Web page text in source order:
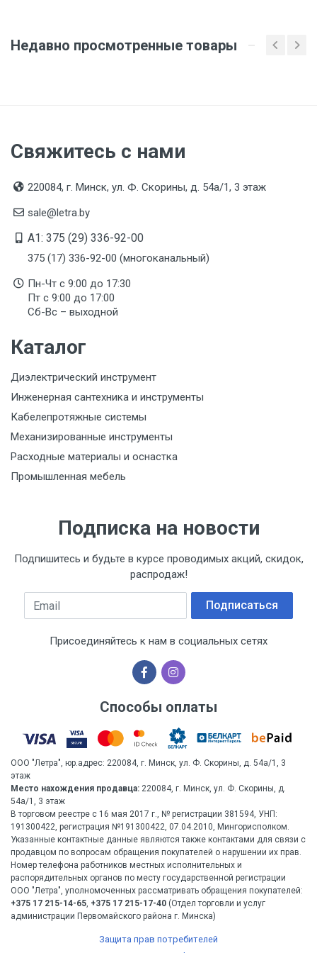
ООО "Летра", Беларусь, г. Минск, ул. Ф.Скорины,
54а/1, офис 34
Недавно просмотренные товары
Свяжитесь с нами
220084, г. Минск, ул. Ф. Скорины, д. 54а/1, 3 этаж
sale@letra.by
A1: 375 (29) 336-92-00
375 (17) 336-92-00 (многоканальный)
Пн-Чт с 9:00 до 17:30
Пт с 9:00 до 17:00
Сб-Вс – выходной
Каталог
Диэлектрический инструмент
Инженерная сантехника и инструменты
Кабелепротяжные системы
Механизированные инструменты
Расходные материалы и оснастка
Промышленная мебель
Подписка на новости
Подпишитесь и будьте в курсе проводимых акций, скидок,
распродаж!
Email Подписаться
Присоединяйтесь к нам в социальных сетях
Способы оплаты
ООО "Летра", юр.адрес: 220084, г. Минск, ул. Ф. Скорины, д. 54а/1, 3
этаж
Место нахождения продавца: 220084, г. Минск, ул. Ф. Скорины, д.
54а/1, 3 этаж
В торговом реестре с 16 мая 2017 г., № регистрации 381594, УНП:
191300422, регистрация №191300422, 07.04.2010, Мингорисполком.
Указанные контактные данные являются также контактами для связи с
продавцом по вопросам обращения покупателей о нарушении их прав.
Номер телефона работников местных исполнительных и
распорядительных органов по месту государственной регистрации
ООО "Летра", уполномоченных рассматривать обращения покупателей:
+375 17 215-14-65, +375 17 215-17-40 (Отдел торговли и услуг
администрации Первомайского района г. Минска)
Защита прав потребителей